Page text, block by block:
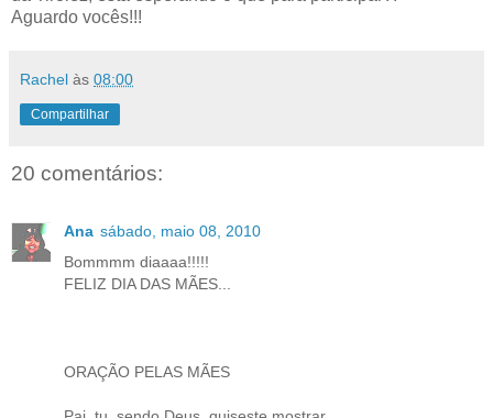
Aguardo vocês!!!
Rachel às 08:00
Compartilhar
20 comentários:
Ana sábado, maio 08, 2010
Bommmm diaaaa!!!!!
FELIZ DIA DAS MÃES...
ORAÇÃO PELAS MÃES